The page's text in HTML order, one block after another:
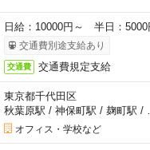
日給：10000円～ 半日：
交通費別途支給あり
交通費 交通費規定支給
東京都千代田区
秋葉原駅 / 神保町駅 / 麹町駅 /
オフィス・学校など